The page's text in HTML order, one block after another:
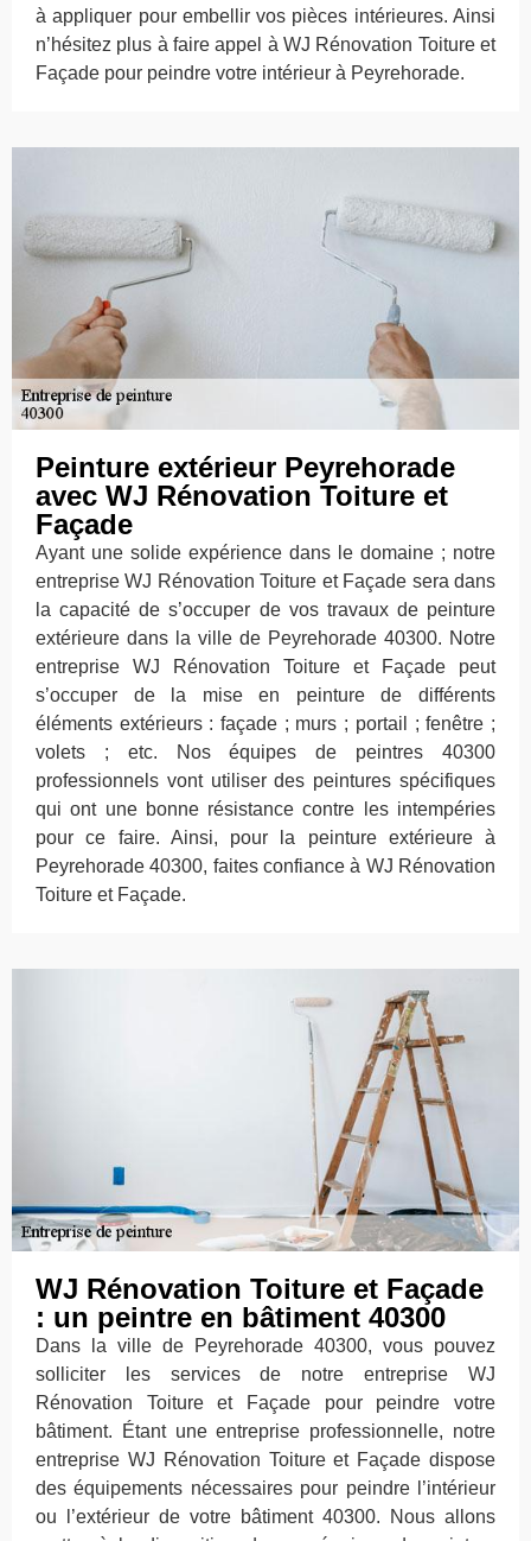
à appliquer pour embellir vos pièces intérieures. Ainsi
n’hésitez plus à faire appel à WJ Rénovation Toiture et
Façade pour peindre votre intérieur à Peyrehorade.
Peinture extérieur Peyrehorade
avec WJ Rénovation Toiture et
Façade
Ayant une solide expérience dans le domaine ; notre
entreprise WJ Rénovation Toiture et Façade sera dans
la capacité de s’occuper de vos travaux de peinture
extérieure dans la ville de Peyrehorade 40300. Notre
entreprise WJ Rénovation Toiture et Façade peut
s’occuper de la mise en peinture de différents
éléments extérieurs : façade ; murs ; portail ; fenêtre ;
volets ; etc. Nos équipes de peintres 40300
professionnels vont utiliser des peintures spécifiques
qui ont une bonne résistance contre les intempéries
pour ce faire. Ainsi, pour la peinture extérieure à
Peyrehorade 40300, faites confiance à WJ Rénovation
Toiture et Façade.
WJ Rénovation Toiture et Façade
: un peintre en bâtiment 40300
Dans la ville de Peyrehorade 40300, vous pouvez
solliciter les services de notre entreprise WJ
Rénovation Toiture et Façade pour peindre votre
bâtiment. Étant une entreprise professionnelle, notre
entreprise WJ Rénovation Toiture et Façade dispose
des équipements nécessaires pour peindre l’intérieur
ou l’extérieur de votre bâtiment 40300. Nous allons